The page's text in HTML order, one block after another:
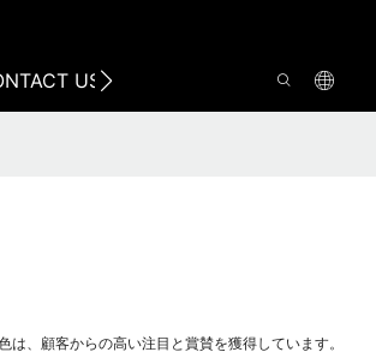
US
は、顧客からの高い注目と賞賛を獲得しています。